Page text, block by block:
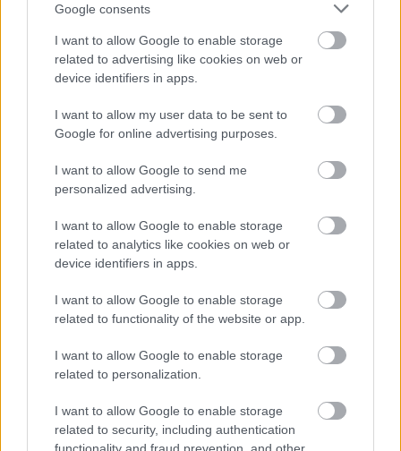
Google consents
I want to allow Google to enable storage
related to advertising like cookies on web or
device identifiers in apps.
I want to allow my user data to be sent to
Google for online advertising purposes.
I want to allow Google to send me
personalized advertising.
I want to allow Google to enable storage
related to analytics like cookies on web or
device identifiers in apps.
I want to allow Google to enable storage
related to functionality of the website or app.
I want to allow Google to enable storage
related to personalization.
I want to allow Google to enable storage
related to security, including authentication
Δείτε αυτή τη δημοσίευση στο Instagram.
Ακόμα και αν οι στίχοι δεν ήταν ξεκάθαροι, η εικόνα
γυναικών με κόκκινα ρούχακαι τον ίδιο να